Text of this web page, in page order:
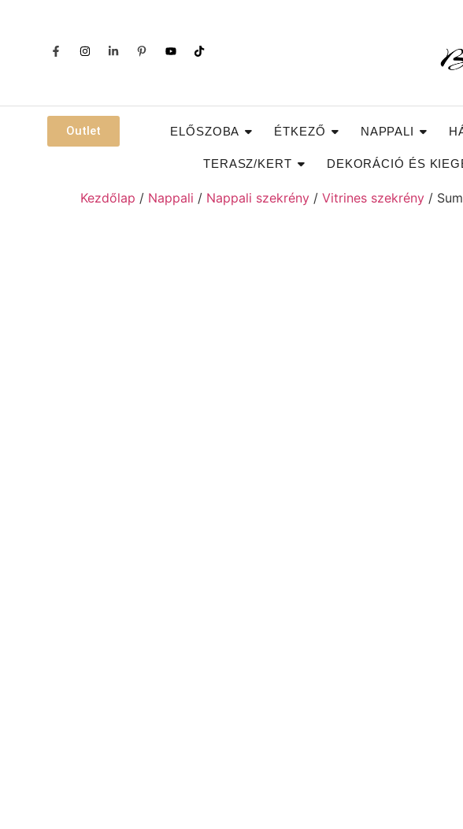
Outlet ELŐSZOBA ÉTKEZŐ NAPPALI
TERASZ/KERT DEKORÁCIÓ ÉS
Kezdőlap / Nappali / Nappali szekrény / Vitrines szekrény /